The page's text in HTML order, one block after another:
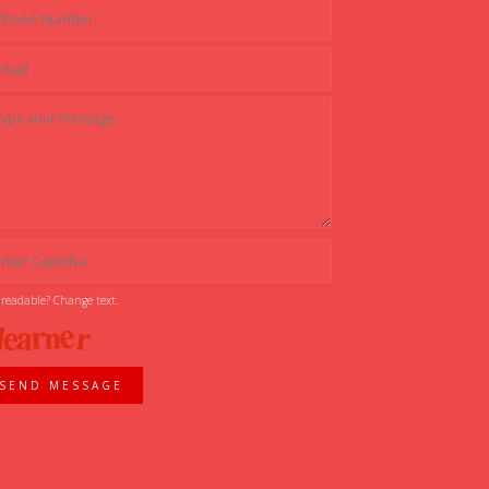
Change text.
SEND MESSAGE